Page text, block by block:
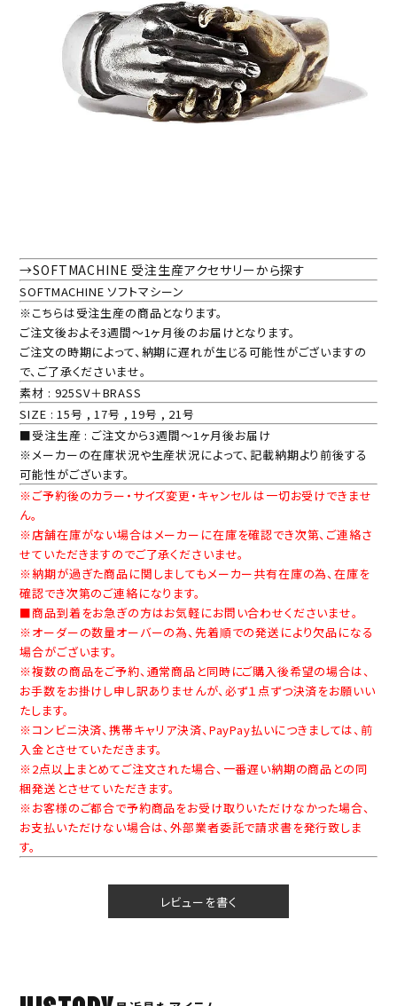
→SOFTMACHINE 受注生産アクセサリーから探す
SOFTMACHINE ソフトマシーン
※こちらは受注生産の商品となります。
ご注文後およそ3週間～1ヶ月後のお届けとなります。
ご注文の時期によって、納期に遅れが生じる可能性がございますの
で、ご了承くださいませ。
素材 : 925SV＋BRASS
SIZE : 15号 , 17号 , 19号 , 21号
■受注生産 : ご注文から3週間～1ヶ月後お届け
※メーカーの在庫状況や生産状況によって、記載納期より前後する
可能性がございます。
※ご予約後のカラー・サイズ変更・キャンセルは一切お受けできませ
ん。
※店舗在庫がない場合はメーカーに在庫を確認でき次第、ご連絡さ
せていただきますのでご了承くださいませ。
※納期が過ぎた商品に関しましてもメーカー共有在庫の為、在庫を
確認でき次第のご連絡になります。
■商品到着をお急ぎの方はお気軽にお問い合わせくださいませ。
※オーダーの数量オーバーの為、先着順での発送により欠品になる
場合がございます。
※複数の商品をご予約、通常商品と同時にご購入後希望の場合は、
お手数をお掛けし申し訳ありませんが、必ず１点ずつ決済をお願いい
たします。
※コンビニ決済、携帯キャリア決済、PayPay払いにつきましては、前
入金とさせていただきます。
※2点以上まとめてご注文された場合、一番遅い納期の商品との同
梱発送とさせていただきます。
※お客様のご都合で予約商品をお受け取りいただけなかった場合、
お支払いただけない場合は、外部業者委託で請求書を発行致しま
す。
レビューを書く